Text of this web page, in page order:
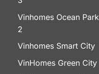
Vinhomes Ocean Park
2
Vinhomes Smart City
VinHomes Green City